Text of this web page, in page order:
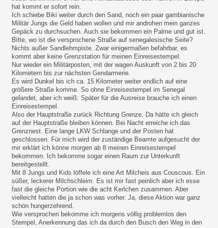
hat kommt er sofort rein.
Ich schiebe Biki weiter durch den Sand, noch ein paar gambianische
Militär Jungs die Geld haben wollen und mir androhen mein ganzes
Gepäck zu durchsuchen. Auch sie bekommen ein Palme und gut ist.
Bitte, wo ist die versprochene Straße auf senegalesische Seite?
Nichts außer Sandlehmpiste. Zwar einigermaßen befahrbar, es
kommt aber keine Grenzstation für meinen Einreisestempel.
Nur wieder ein Militärposten, mit der wagen Auskunft von 2 bis 20
Kilometern bis zur nächsten Gendarmerie.
Es wird Dunkel bis ich ca. 15 Kilometer weiter endlich auf eine
größere Straße komme. So ohne Einreisestempel im Senegal
gelandet, aber ich weiß: Später für die Ausreise brauche ich einen
Einreisestempel.
Also der Hauptstraße zurück Richtung Grenze. Da hätte ich gleich
auf der Hauptstraße bleiben können. Bei Nacht erreiche ich das
Grenznest. Eine lange LKW Schlange und der Posten hat
geschlossen. Für mich wird der zuständige Beamte aufgesucht der
mir erklärt ich könne morgen ab 8 meinen Einreisestempel
bekommen. Ich bekomme sogar einen Raum zur Unterkunft
bereitgestellt.
Mit 8 Jungs und Kids löffele ich eine Art Milcheis aus Couscous. Ein
süßer, leckerer Milchschleim. Es ist mir fast peinlich aber ich esse
fast die gleiche Portion wie die acht Kerlchen zusammen. Aber
vielleicht hatten die ja schon was vorher. Ja, diese Aktion war ganz
schön hungerzehrend.
Wie versprochen bekomme ich morgens völlig problemlos den
Stempel, Anerkennung das ich da durch den Busch den Weg in den